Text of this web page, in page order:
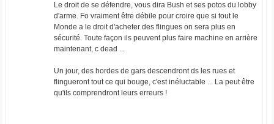
Le droit de se défendre, vous dira Bush et ses potos du lobby
d'arme. Fo vraiment être débile pour croire que si tout le
Monde a le droit d'acheter des flingues on sera plus en
sécurité. Toute façon ils peuvent plus faire machine en arrière
maintenant, c dead ...
Un jour, des hordes de gars descendront ds les rues et
flingueront tout ce qui bouge, c'est inéluctable ... La peut être
qu'ils comprendront leurs erreurs !